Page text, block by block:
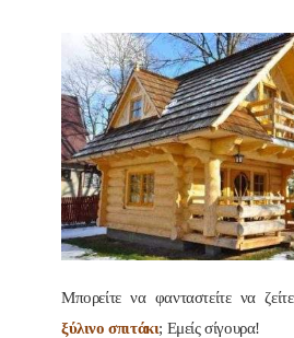
Μπορείτε να φανταστείτε να
ξύλινο σπιτάκι; Εμείς σίγουρα!